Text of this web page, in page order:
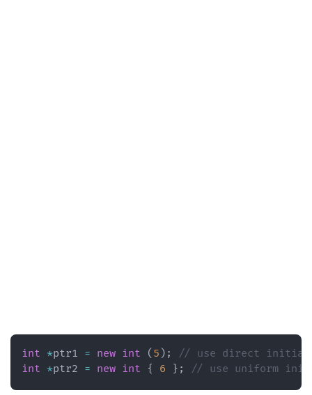
int *ptr1 = new int ( 5 ) ;
// use direct
int *ptr2 = new int { 6 } ; // use uniform